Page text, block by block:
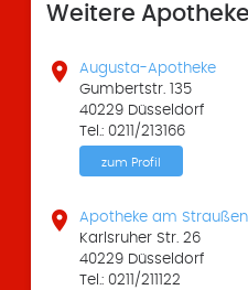
Weitere

Augusta-Apotheke
Gumbertstr. 135
40229 Düsseldorf
Tel.: 0211/213166
zum Profil

Apotheke am
Karlsruher Str. 26
40229 Düsseldorf
Tel.: 0211/211122